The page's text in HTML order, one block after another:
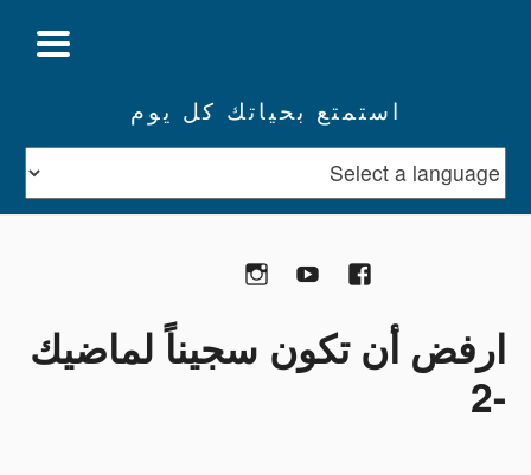
استمتع بحياتك كل يوم
تبرع Facebook
YouTube
ارفض أن تكون سجيناً لماضيك
-2